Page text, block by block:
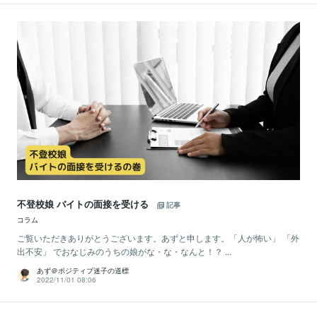
不登校娘 バイトの面接を受ける
記事
コラム
ご覧いただきありがとうございます。あずと申します。「人が怖い」 「外
出不安」 でおなじみのうちの娘がな・な・なんと！？ ...
あず＠ポジティブ迷子の道標
2022/11/01 08:06